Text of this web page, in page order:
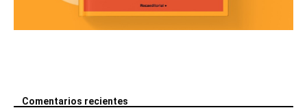
Comentarios recientes